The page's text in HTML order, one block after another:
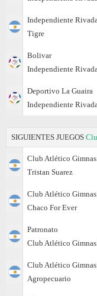
Independiente
Tigre
Bolivar
Independiente
Deportivo La Guaira
Independiente
SIGUIENTES JUEGOS
Club Atlético
Tristan Suarez
Club Atlético
Chaco For Ever
Patronato
Club Atlético
Club Atlético
Agropecuario